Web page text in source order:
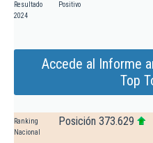
Resultado
2024
Positivo
Accede al Informe
Top
Ranking
Nacional
Posición 373.629